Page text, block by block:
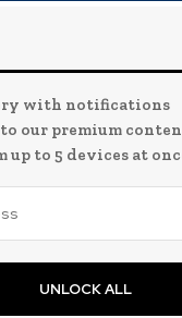
with notifications
our premium
up to 5 devices at
UNLOCK ALL